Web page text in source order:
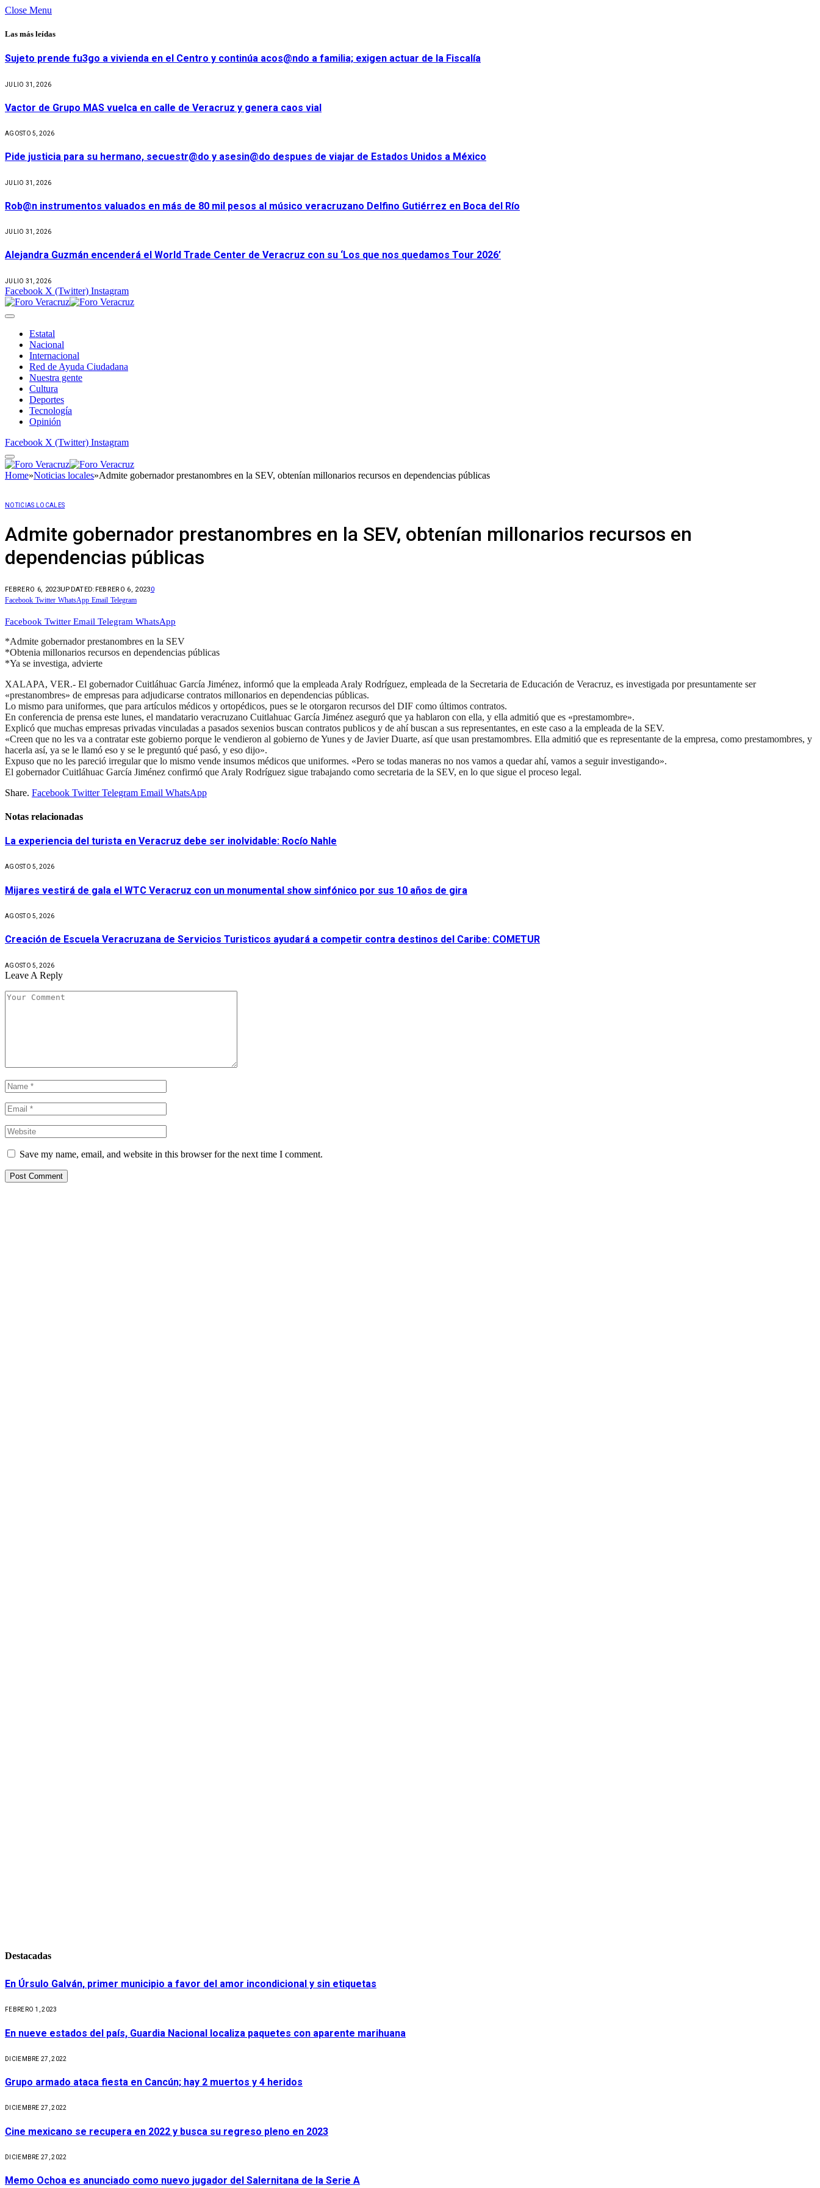
Close Menu
Las más leídas
Sujeto prende fu3go a vivienda en el Centro y continúa acos@ndo a familia; exigen actuar de la Fiscalía
JULIO 31, 2026
Vactor de Grupo MAS vuelca en calle de Veracruz y genera caos vial
AGOSTO 5, 2026
Pide justicia para su hermano, secuestr@do y asesin@do despues de viajar de Estados Unidos a México
JULIO 31, 2026
Rob@n instrumentos valuados en más de 80 mil pesos al músico veracruzano Delfino Gutiérrez en Boca del Río
JULIO 31, 2026
Alejandra Guzmán encenderá el World Trade Center de Veracruz con su ‘Los que nos quedamos Tour 2026’
JULIO 31, 2026
Facebook X (Twitter) Instagram
Estatal
Nacional
Internacional
Red de Ayuda Ciudadana
Nuestra gente
Cultura
Deportes
Tecnología
Opinión
Facebook X (Twitter) Instagram
Home»Noticias locales»Admite gobernador prestanombres en la SEV, obtenían millonarios recursos en dependencias públicas
NOTICIAS LOCALES
Admite gobernador prestanombres en la SEV, obtenían millonarios recursos en
dependencias públicas
FEBRERO 6, 2023UPDATED: FEBRERO 6, 20230
Facebook Twitter WhatsApp Email Telegram
Facebook Twitter Email Telegram WhatsApp
*Admite gobernador prestanombres en la SEV
*Obtenia millonarios recursos en dependencias públicas
*Ya se investiga, advierte
XALAPA, VER.- El gobernador Cuitláhuac García Jiménez, informó que la empleada Araly Rodríguez, empleada de la Secretaria de Educación de Veracruz, es investigada por presuntamente ser
«prestanombres» de empresas para adjudicarse contratos millonarios en dependencias públicas.
Lo mismo para uniformes, que para artículos médicos y ortopédicos, pues se le otorgaron recursos del DIF como últimos contratos.
En conferencia de prensa este lunes, el mandatario veracruzano Cuitlahuac García Jiménez aseguró que ya hablaron con ella, y ella admitió que es «prestamombre».
Explicó que muchas empresas privadas vinculadas a pasados sexenios buscan contratos publicos y de ahí buscan a sus representantes, en este caso a la empleada de la SEV.
«Creen que no les va a contratar este gobierno porque le vendieron al gobierno de Yunes y de Javier Duarte, así que usan prestamombres. Ella admitió que es representante de la empresa, como prestamombres, y
hacerla así, ya se le llamó eso y se le preguntó qué pasó, y eso dijo».
Expuso que no les pareció irregular que lo mismo vende insumos médicos que uniformes. «Pero se todas maneras no nos vamos a quedar ahí, vamos a seguir investigando».
El gobernador Cuitláhuac García Jiménez confirmó que Araly Rodríguez sigue trabajando como secretaria de la SEV, en lo que sigue el proceso legal.
Share. Facebook Twitter Telegram Email WhatsApp
Notas relacionadas
La experiencia del turista en Veracruz debe ser inolvidable: Rocío Nahle
AGOSTO 5, 2026
Mijares vestirá de gala el WTC Veracruz con un monumental show sinfónico por sus 10 años de gira
AGOSTO 5, 2026
Creación de Escuela Veracruzana de Servicios Turisticos ayudará a competir contra destinos del Caribe: COMETUR
AGOSTO 5, 2026
Leave A Reply
Save my name, email, and website in this browser for the next time I comment.
Destacadas
En Úrsulo Galván, primer municipio a favor del amor incondicional y sin etiquetas
FEBRERO 1, 2023
En nueve estados del país, Guardia Nacional localiza paquetes con aparente marihuana
DICIEMBRE 27, 2022
Grupo armado ataca fiesta en Cancún; hay 2 muertos y 4 heridos
DICIEMBRE 27, 2022
Cine mexicano se recupera en 2022 y busca su regreso pleno en 2023
DICIEMBRE 27, 2022
Memo Ochoa es anunciado como nuevo jugador del Salernitana de la Serie A